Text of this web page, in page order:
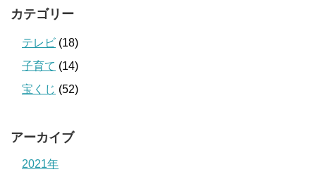
カテゴリー
テレビ (18)
子育て (14)
宝くじ (52)
アーカイブ
2021年